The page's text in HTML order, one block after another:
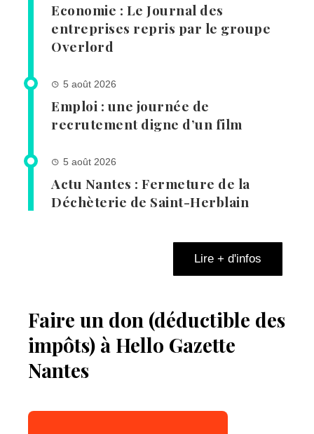
Economie : Le Journal des
entreprises repris par le groupe
Overlord
5 août 2026
Emploi : une journée de
recrutement digne d’un film
5 août 2026
Actu Nantes : Fermeture de la
Déchèterie de Saint-Herblain
Lire + d'infos
Faire un don (déductible des
impôts) à Hello Gazette
Nantes